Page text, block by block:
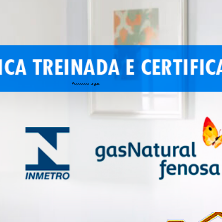
conserto de
conserto de
conserto
conserto de
conserto
conserto de
manutenção
conserto de
Aquecedor a gás